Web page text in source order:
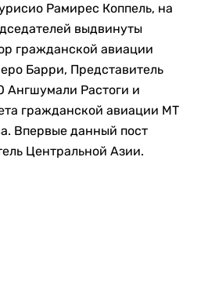
Рамирес Коппель, на
выдвинуты
гражданской авиации
Барри, Представитель
Растоги и
гражданской авиации МТ
Впервые данный пост
Центральной Азии.